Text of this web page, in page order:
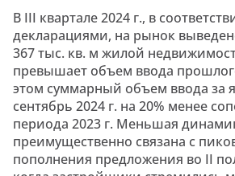
В III квартале 2024 г., в
декларациями, на рынок
367 тыс. кв. м жилой
превышает объем ввода
этом суммарный объем ввода за
сентябрь 2024 г. на 20% менее
периода 2023 г. Меньшая
преимущественно связана с
пополнения предложения во II